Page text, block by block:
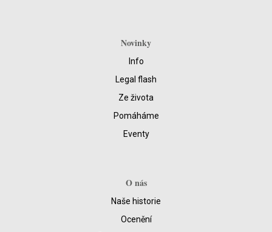
Novinky
Info
Legal flash
Ze života
Pomáháme
Eventy
O nás
Naše historie
Ocenění